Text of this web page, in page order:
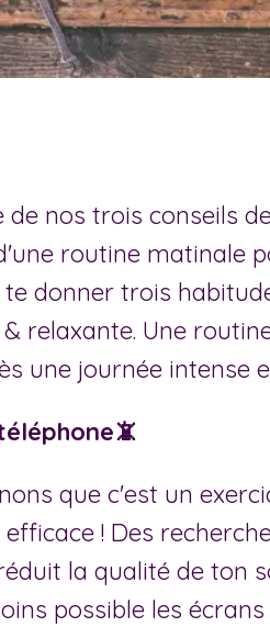
de nos trois conseils
routine matinale
donner trois
relaxante. Une
une journée intense
que c'est un
! Des
la qualité de ton
possible les